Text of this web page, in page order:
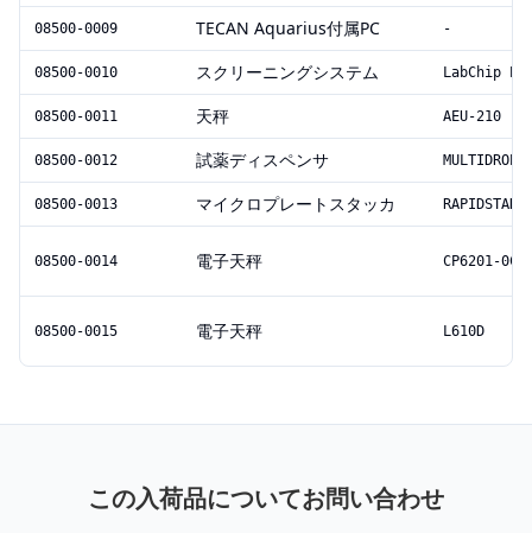
08500-0009 TECAN Aquarius付属PC -
08500-0010 スクリーニングシステム LabChip
08500-0011 天秤 AEU-210
08500-0012 試薬ディスペンサ MULTIDROP
08500-0013 マイクロプレートスタッカ RAPIDSTAK
08500-0014 電子天秤 CP6201-0CE
08500-0015 電子天秤 L610D
この入荷品についてお問い合わせ